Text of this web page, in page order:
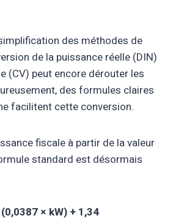
des méthodes de
de la puissance réelle (DIN)
(CV) peut encore dérouter les
des formules claires
facilitent cette conversion.
fiscale à partir de la valeur
standard est désormais
× kW) + 1,34